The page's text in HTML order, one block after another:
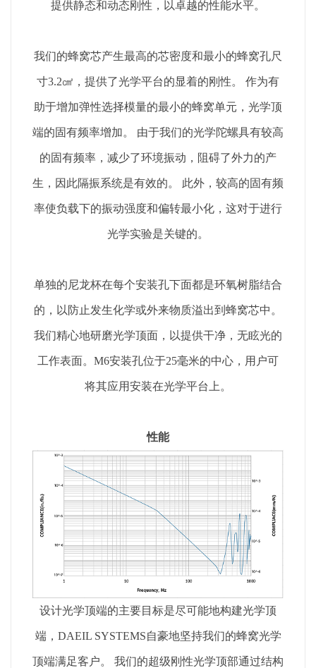
提供静态和动态刚性，以卓越的性能水平。
我们的蜂窝芯产生最高的芯密度和最小的蜂窝孔尺
寸3.2㎠，提供了光学平台的显着的刚性。 作为有
助于增加弹性选择模量的最小的蜂窝单元，光学顶
端的固有频率增加。 由于我们的光学陀螺具有较高
的固有频率，减少了环境振动，阻碍了外力的产
生，因此隔振系统是有效的。 此外，较高的固有频
率使负载下的振动强度和偏转最小化，这对于进行
光学实验是关键的。
单独的尼龙杯在每个安装孔下面都是环氧树脂结合
的，以防止发生化学或外来物质溢出到蜂窝芯中。
我们精心地研磨光学顶面，以提供干净，无眩光的
工作表面。M6安装孔位于25毫米的中心，用户可
将其应用安装在光学平台上。
性能
设计光学顶端的主要目标是尽可能地构建光学顶
端，DAEIL SYSTEMS自豪地坚持我们的蜂窝光学
顶端满足客户。 我们的超级刚性光学顶部通过结构